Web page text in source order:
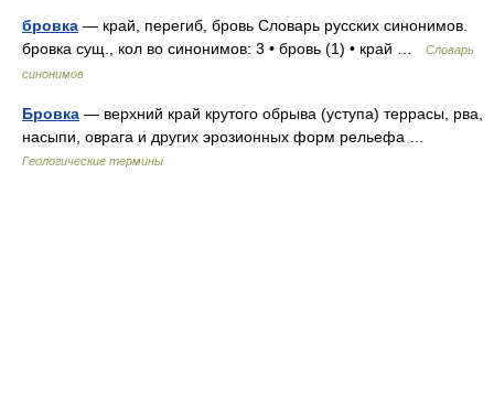
бровка — край, перегиб, бровь Словарь русских синонимов.
бровка сущ., кол во синонимов: 3 • бровь (1) • край …
Словарь
синонимов
Бровка — верхний край крутого обрыва (уступа) террасы, рва,
насыпи, оврага и других эрозионных форм рельефа …
Геологические термины